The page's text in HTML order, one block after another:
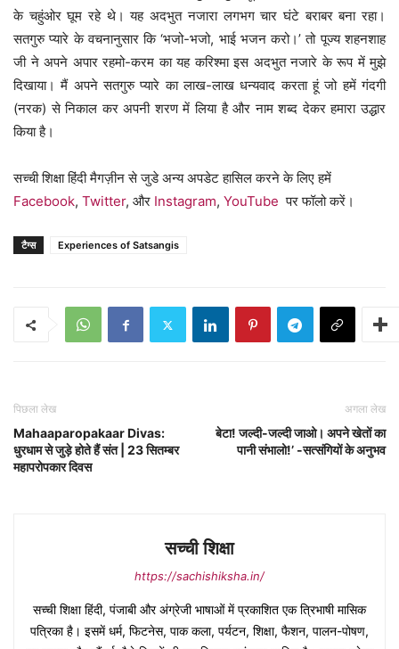
के चहुंओर घूम रहे थे। यह अदभुत नजारा लगभग चार घंटे बराबर बना रहा।
सतगुरु प्यारे के वचनानुसार कि ‘भजो-भजो, भाई भजन करो।’ तो पूज्य शहनशाह
जी ने अपने अपार रहमो-करम का यह करिश्मा इस अदभुत नजारे के रूप में मुझे
दिखाया। मैं अपने सतगुरु प्यारे का लाख-लाख धन्यवाद करता हूं जो हमें गंदगी
(नरक) से निकाल कर अपनी शरण में लिया है और नाम शब्द देकर हमारा उद्धार
किया है।
सच्ची शिक्षा हिंदी मैगज़ीन से जुडे अन्य अपडेट हासिल करने के लिए हमें
Facebook, Twitter, और Instagram, YouTube पर फॉलो करें।
टैग्स Experiences of Satsangis
पिछला लेख
Mahaaparopakaar Divas:
धुरधाम से जुड़े होते हैं संत | 23 सितम्बर
महापरोपकार दिवस
अगला लेख
बेटा! जल्दी-जल्दी जाओ। अपने खेतों का
पानी संभालो!’ -सत्संगियों के अनुभव
सच्ची शिक्षा
https://sachishiksha.in/
सच्ची शिक्षा हिंदी, पंजाबी और अंग्रेजी भाषाओं में प्रकाशित एक त्रिभाषी मासिक
पत्रिका है। इसमें धर्म, फिटनेस, पाक कला, पर्यटन, शिक्षा, फैशन, पालन-पोषण,